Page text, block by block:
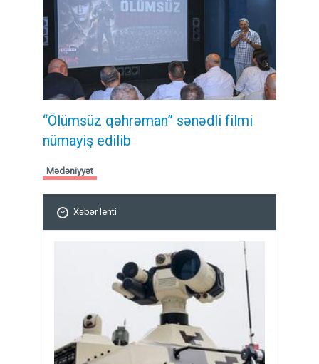
“Ölümsüz qəhrəman” sənədli filmi
nümayiş edilib
Mədəniyyət
Xəbər lenti